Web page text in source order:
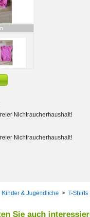
Nichtraucherhaushalt!
Nichtraucherhaushalt!
Kinder & Jugendliche > T-Shirts
Sie auch